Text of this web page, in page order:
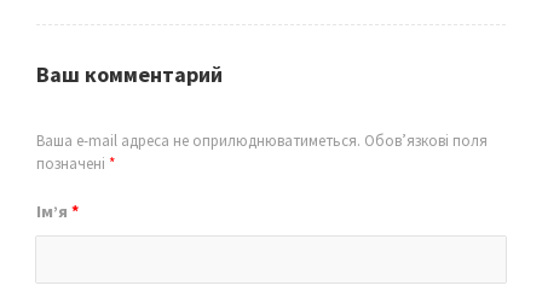
Ваш комментарий
Ваша e-mail адреса не оприлюднюватиметься. Обов’язкові поля
позначені *
Ім’я *